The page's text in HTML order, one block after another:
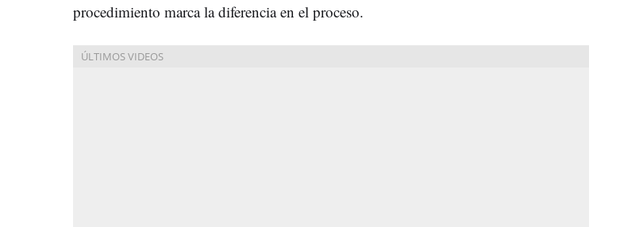
procedimiento marca la diferencia en el proceso.